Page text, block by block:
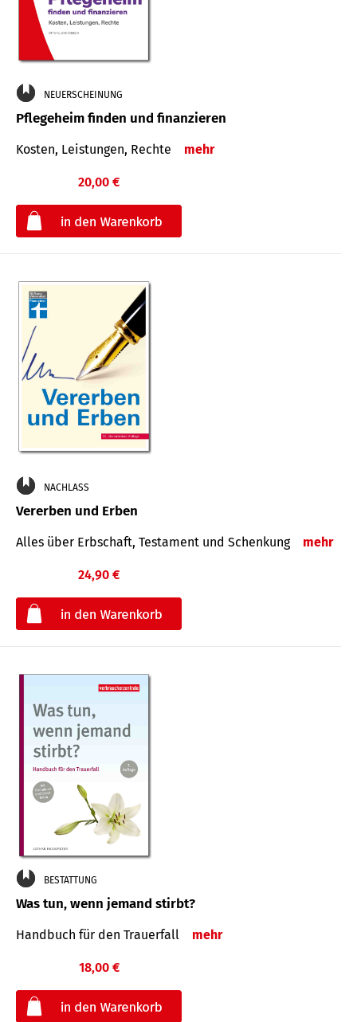
NEUERSCHEINUNG
Pflegeheim finden und finanzieren
Kosten, Leistungen, Rechte mehr
20,00 €
NACHLASS
Vererben und Erben
Alles über Erbschaft, Testament und Schenkung mehr
24,90 €
BESTATTUNG
Was tun, wenn jemand stirbt?
Handbuch für den Trauerfall mehr
18,00 €